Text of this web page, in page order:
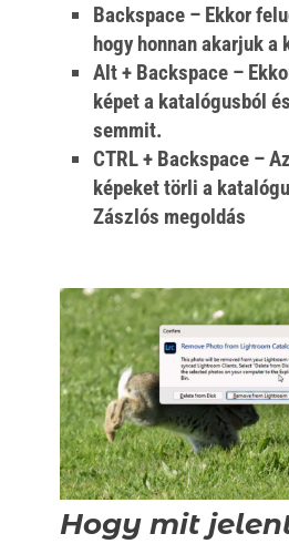
Backspace – Ekkor
hogy honnan akarjuk a
Alt + Backspace –
képet a katalógusból
semmit.
CTRL + Backspace –
képeket törli a
Zászlós megoldás
Hogy mit